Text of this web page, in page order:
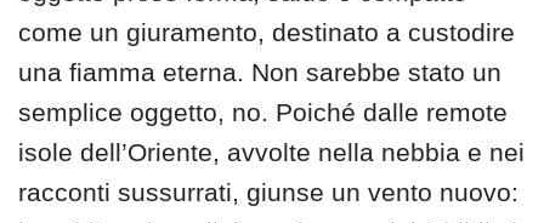
come un giuramento, destinato a custodire
una fiamma eterna. Non sarebbe stato un
semplice oggetto, no. Poiché dalle remote
isole dell’Oriente, avvolte nella nebbia e nei
racconti sussurrati, giunse un vento nuovo: